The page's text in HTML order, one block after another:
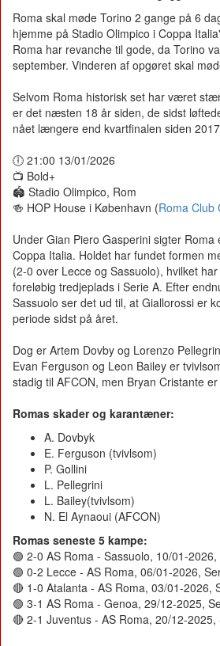
Roma skal møde Torino 2 gange på 6
hjemme på Stadio Olimpico i Coppa
Roma har revanche til gode, da Torino
september. Vinderen af opgøret skal
Selvom Roma historisk set har været
er det næsten 18 år siden, de sidst
nået længere end kvartfinalen siden
🕕 21:00 13/01/2026
📺 Bold+
🏟️ Stadio Olimpico, Rom
🍻 HOP House i København (Roma Club
Under Gian Piero Gasperini sigter
Coppa Italia. Holdet har fundet formen
(2-0 over Lecce og Sassuolo), hvilket
foreløbig tredjeplads i Serie A. Efter
Sassuolo ser det ud til, at Giallorossi er
periode sidst på året.
Dog er Artem Dovby og Lorenzo
Evan Ferguson og Leon Bailey er
stadig til AFCON, men Bryan Cristante
Romas skader og karantæner:
A. Dovbyk
E. Ferguson (tvivlsom)
P. Gollini
L. Pellegrini
L. Bailey(tvivlsom)
N. El Aynaoui (AFCON)
Romas seneste 5 kampe:
🟢 2-0 AS Roma - Sassuolo, 10/01-2026,
🟢 0-2 Lecce - AS Roma, 06/01-2026,
🔴 1-0 Atalanta - AS Roma, 03/01-2026,
🟢 3-1 AS Roma - Genoa, 29/12-2025,
🔴 2-1 Juventus - AS Roma, 20/12-2025,